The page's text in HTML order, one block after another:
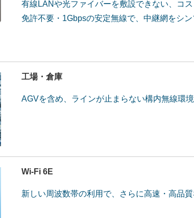
有線LANや光ファイバーを敷設できない、コ
免許不要・1Gbpsの安定無線で、中継網をシ
工場・倉庫
AGVを含め、ラインが止まらない構内無線環
Wi-Fi 6E
新しい周波数帯の利用で、さらに高速・高品